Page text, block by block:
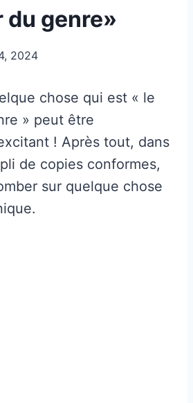
du genre»
2024
chose qui est « le
» peut être
! Après tout, dans
de copies conformes,
sur quelque chose